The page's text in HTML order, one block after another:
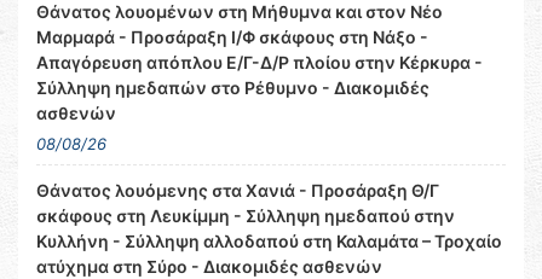
Θάνατος λουομένων στη Μήθυμνα και στον Νέο
Μαρμαρά - Προσάραξη Ι/Φ σκάφους στη Νάξο -
Απαγόρευση απόπλου Ε/Γ-Δ/Ρ πλοίου στην Κέρκυρα -
Σύλληψη ημεδαπών στο Ρέθυμνο - Διακομιδές
ασθενών
08/08/26
Θάνατος λουόμενης στα Χανιά - Προσάραξη Θ/Γ
σκάφους στη Λευκίμμη - Σύλληψη ημεδαπού στην
Κυλλήνη - Σύλληψη αλλοδαπού στη Καλαμάτα – Τροχαίο
ατύχημα στη Σύρο - Διακομιδές ασθενών